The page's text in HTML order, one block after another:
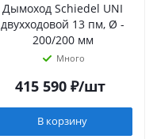
Дымоход Schiedel UNI
двухходовой 13 пм, Ø -
200/200 мм
Много
415 590₽/шт
В корзину